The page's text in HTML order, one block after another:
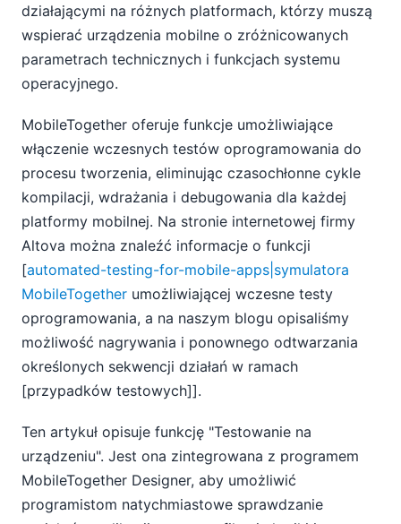
działającymi na różnych platformach, którzy muszą
wspierać urządzenia mobilne o zróżnicowanych
parametrach technicznych i funkcjach systemu
operacyjnego.
MobileTogether oferuje funkcje umożliwiające
włączenie wczesnych testów oprogramowania do
procesu tworzenia, eliminując czasochłonne cykle
kompilacji, wdrażania i debugowania dla każdej
platformy mobilnej. Na stronie internetowej firmy
Altova można znaleźć informacje o funkcji
[automated-testing-for-mobile-apps|symulatora
MobileTogether umożliwiającej wczesne testy
oprogramowania, a na naszym blogu opisaliśmy
możliwość nagrywania i ponownego odtwarzania
określonych sekwencji działań w ramach
[przypadków testowych]].
Ten artykuł opisuje funkcję "Testowanie na
urządzeniu". Jest ona zintegrowana z programem
MobileTogether Designer, aby umożliwić
programistom natychmiastowe sprawdzanie